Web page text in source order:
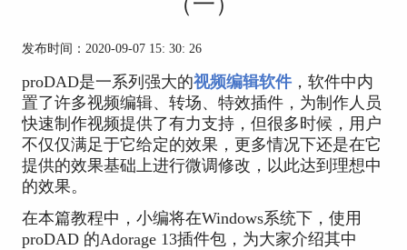
发布时间：2020-09-07 15: 30: 26
proDAD是一系列强大的视频编辑软件，软件中内
置了许多视频编辑、转场、特效插件，为制作人员
快速制作视频提供了有力支持，但很多时候，用户
不仅仅满足于它给定的效果，更多情况下还是在它
提供的效果基础上进行微调修改，以此达到理想中
的效果。
在本篇教程中，小编将在Windows系统下，使用
proDAD 的Adorage 13插件包，为大家介绍其中